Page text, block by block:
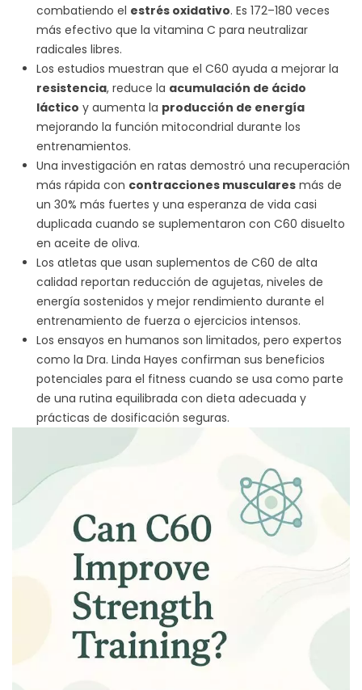
combatiendo el estrés oxidativo. Es 172–180 veces
más efectivo que la vitamina C para neutralizar
radicales libres.
Los estudios muestran que el C60 ayuda a mejorar la
resistencia, reduce la acumulación de ácido
láctico y aumenta la producción de energía
mejorando la función mitocondrial durante los
entrenamientos.
Una investigación en ratas demostró una recuperación
más rápida con contracciones musculares más de
un 30% más fuertes y una esperanza de vida casi
duplicada cuando se suplementaron con C60 disuelto
en aceite de oliva.
Los atletas que usan suplementos de C60 de alta
calidad reportan reducción de agujetas, niveles de
energía sostenidos y mejor rendimiento durante el
entrenamiento de fuerza o ejercicios intensos.
Los ensayos en humanos son limitados, pero expertos
como la Dra. Linda Hayes confirman sus beneficios
potenciales para el fitness cuando se usa como parte
de una rutina equilibrada con dieta adecuada y
prácticas de dosificación seguras.